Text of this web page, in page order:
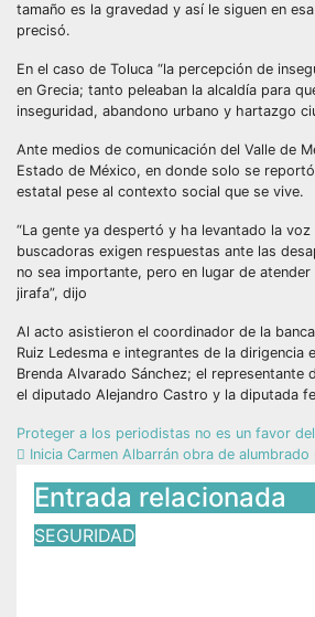
tamaño es la gravedad y así le siguen en
precisó.
En el caso de Toluca “la percepción de
en Grecia; tanto peleaban la alcaldía para
inseguridad, abandono urbano y hartazgo
Ante medios de comunicación del Valle de
Estado de México, en donde solo se
estatal pese al contexto social que se vive.
“La gente ya despertó y ha levantado la
buscadoras exigen respuestas ante las
no sea importante, pero en lugar de
jirafa”, dijo
Al acto asistieron el coordinador de la
Ruiz Ledesma e integrantes de la dirigencia
Brenda Alvarado Sánchez; el representante
el diputado Alejandro Castro y la diputada
Proteger a los periodistas no es un favor
Inicia Carmen Albarrán obra de
Entrada relacionada
SEGURIDAD